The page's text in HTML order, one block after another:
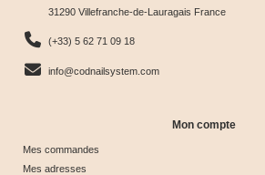
nuancier
& Tips
Glow &
31290 Villefranche-de-Lauragais France
(+33) 5 62 71 09 18
info@codnailsystem.com
Mon compte
Mes commandes
Mes adresses